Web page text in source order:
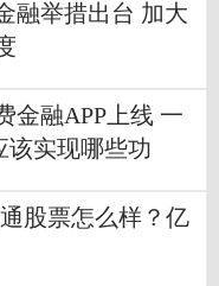
融举措出台 加大
金融APP上线 一
该实现哪些功
股票怎么样？亿